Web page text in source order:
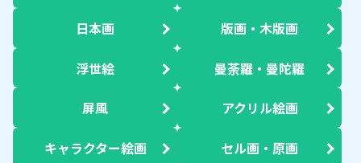
日本画 版画・木版画
浮世絵 曼荼羅・曼陀羅
屏風 アクリル絵画
キャラクター絵画 セル画・原画